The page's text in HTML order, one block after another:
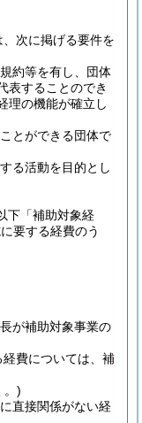
次に掲げる要件を
約等を有し、団体
表することのでき
理の機能が確立し
とができる団体で
る活動を目的とし
下「補助対象経
要する経費のう
が補助対象事業の
費については、補
。)
直接関係がない経